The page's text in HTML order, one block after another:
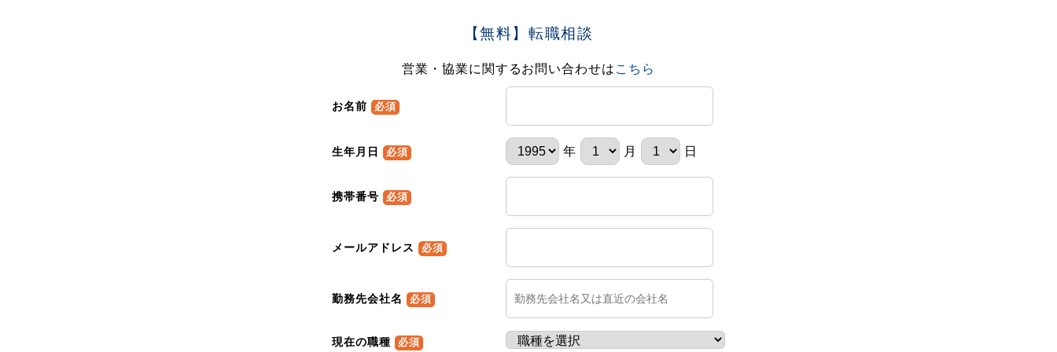
【無料】転職相談
営業・協業に関するお問い合わせは こちら
お名前 必須
生年月日 必須 年 月 日
携帯番号 必須
メールアドレス 必須
勤務先会社名 必須
現在の職種 必須